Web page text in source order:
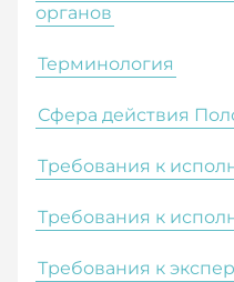
органов
Терминология
Сфера действия
Требования к
Требования к
Требования к